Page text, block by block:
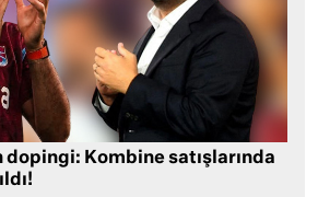
dopingi: Kombine satışlarında